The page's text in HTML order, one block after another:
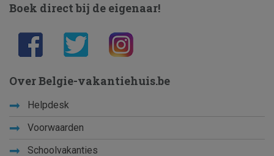
Boek direct bij de eigenaar!
Over Belgie-vakantiehuis.be
Helpdesk
Voorwaarden
Schoolvakanties